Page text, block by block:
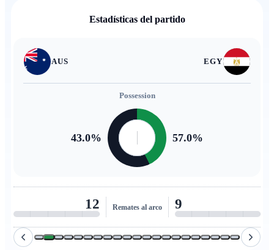
Estadísticas del partido
AUS EGY
Possession
43.0% 57.0%
12 Remates al arco 9